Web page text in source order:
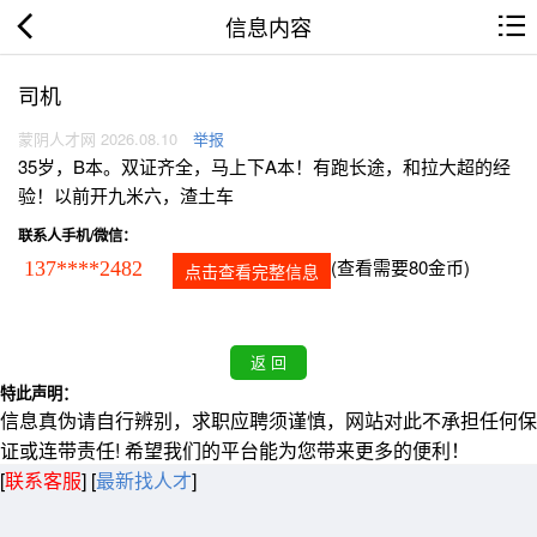
信息内容
司机
蒙阴人才网 2026.08.10 举报
35岁，B本。双证齐全，马上下A本！有跑长途，和拉大超的经
验！以前开九米六，渣土车
联系人手机/微信：
137****2482 点击查看完整信息 (查看需要80金币)
特此声明：
信息真伪请自行辨别，求职应聘须谨慎，网站对此不承担任何保
证或连带责任! 希望我们的平台能为您带来更多的便利！
[联系客服] [最新找人才]